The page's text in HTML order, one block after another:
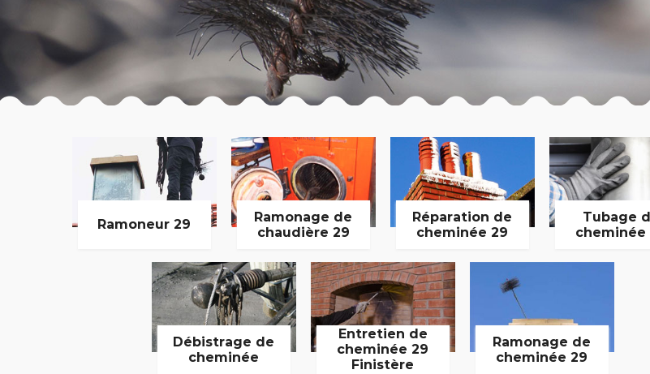
Ramoneur 29
Ramonage de
chaudière 29
Réparation de
cheminée 29
Tubage
cheminée
Débistrage de
cheminée
Entretien de
cheminée 29
Finistère
Ramonage de
cheminée 29